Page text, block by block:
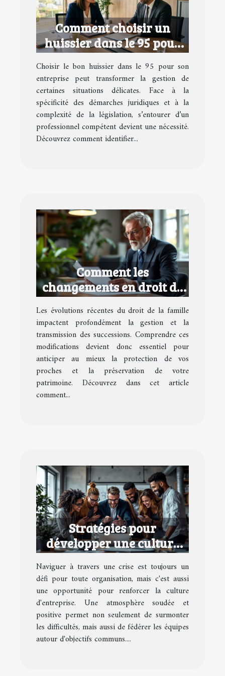
Comment choisir un
huissier dans le 95 pour
votre entreprise ?
Choisir le bon huissier dans le 95 pour son
entreprise peut transformer la gestion de
certaines situations délicates. Face à la
spécificité des démarches juridiques et à la
complexité de la législation, s’entourer d’un
professionnel compétent devient une nécessité.
Découvrez comment identifier...
Comment les
changements en droit de
la famille affectent vos
successions ?
Les évolutions récentes du droit de la famille
impactent profondément la gestion et la
transmission des successions. Comprendre ces
modifications devient donc essentiel pour
anticiper au mieux la protection de vos
proches et la préservation de votre
patrimoine. Découvrez dans cet article
comment...
Stratégies pour
développer une culture
d'entreprise performante
en temps de crise
Naviguer à travers une crise est toujours un
défi pour toute organisation, mais c'est aussi
une opportunité pour renforcer la culture
d'entreprise. Une atmosphère soudée et
positive permet non seulement de surmonter
les difficultés, mais aussi de fédérer les équipes
autour d'objectifs communs....